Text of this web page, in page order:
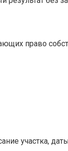
право
участка,